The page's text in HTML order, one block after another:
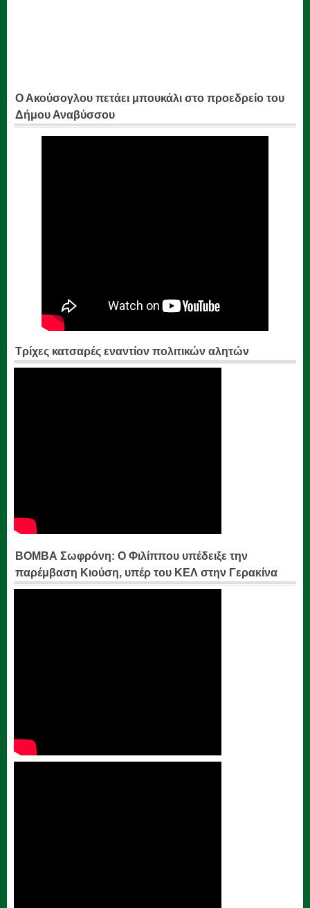
Ο Ακούσογλου πετάει μπουκάλι στο προεδρείο του
Δήμου Αναβύσσου
Τρίχες κατσαρές εναντίον πολιτικών αλητών
ΒΟΜΒΑ Σωφρόνη: Ο Φιλίππου υπέδειξε την
παρέμβαση Κιούση, υπέρ του ΚΕΛ στην Γερακίνα